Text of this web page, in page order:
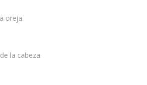
oreja.
la cabeza.